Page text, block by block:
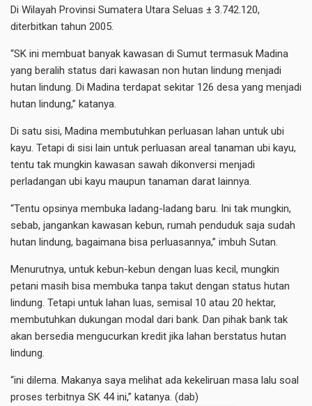
Di Wilayah Provinsi Sumatera Utara Seluas ± 3.742.120,
diterbitkan tahun 2005.
“SK ini membuat banyak kawasan di Sumut termasuk Madina
yang beralih status dari kawasan non hutan lindung menjadi
hutan lindung. Di Madina terdapat sekitar 126 desa yang menjadi
hutan lindung,” katanya.
Di satu sisi, Madina membutuhkan perluasan lahan untuk ubi
kayu. Tetapi di sisi lain untuk perluasan areal tanaman ubi kayu,
tentu tak mungkin kawasan sawah dikonversi menjadi
perladangan ubi kayu maupun tanaman darat lainnya.
“Tentu opsinya membuka ladang-ladang baru. Ini tak mungkin,
sebab, jangankan kawasan kebun, rumah penduduk saja sudah
hutan lindung, bagaimana bisa perluasannya,” imbuh Sutan.
Menurutnya, untuk kebun-kebun dengan luas kecil, mungkin
petani masih bisa membuka tanpa takut dengan status hutan
lindung. Tetapi untuk lahan luas, semisal 10 atau 20 hektar,
membutuhkan dukungan modal dari bank. Dan pihak bank tak
akan bersedia mengucurkan kredit jika lahan berstatus hutan
lindung.
“ini dilema. Makanya saya melihat ada kekeliruan masa lalu soal
proses terbitnya SK 44 ini,” katanya. (dab)